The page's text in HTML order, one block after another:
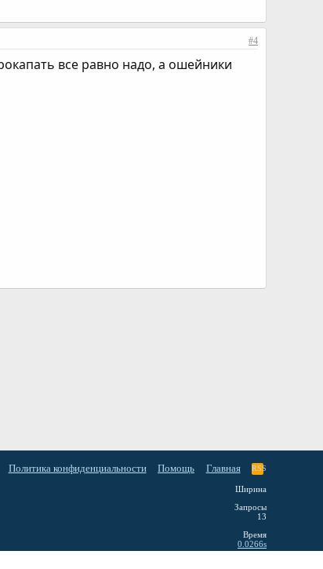
#4
все равно надо, а ошейники
Политика конфиденциальности Помощь Главная RSS
Ширина
Запросы
13
Время
0.0266s